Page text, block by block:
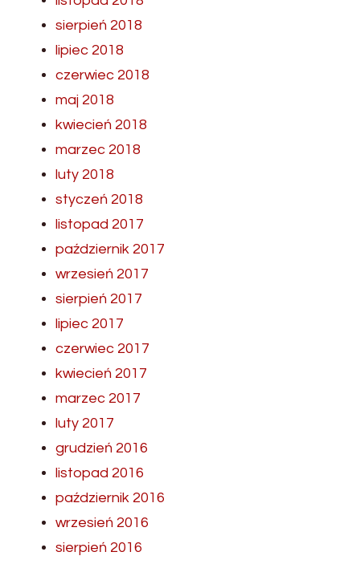
sierpień 2018
lipiec 2018
czerwiec 2018
maj 2018
kwiecień 2018
marzec 2018
luty 2018
styczeń 2018
listopad 2017
październik 2017
wrzesień 2017
sierpień 2017
lipiec 2017
czerwiec 2017
kwiecień 2017
marzec 2017
luty 2017
grudzień 2016
listopad 2016
październik 2016
wrzesień 2016
sierpień 2016